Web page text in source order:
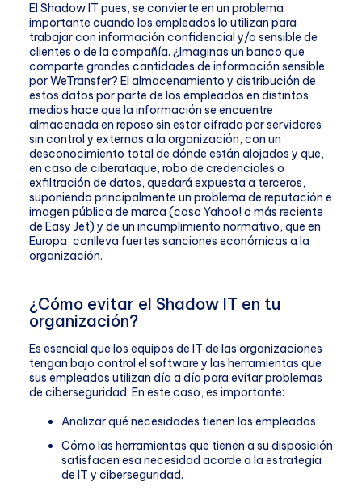
El Shadow IT pues, se convierte en un problema
importante cuando los empleados lo utilizan para
trabajar con información confidencial y/o sensible de
clientes o de la compañía. ¿Imaginas un banco que
comparte grandes cantidades de información sensible
por WeTransfer? El almacenamiento y distribución de
estos datos por parte de los empleados en distintos
medios hace que la información se encuentre
almacenada en reposo sin estar cifrada por servidores
sin control y externos a la organización, con un
desconocimiento total de dónde están alojados y que,
en caso de ciberataque, robo de credenciales o
exfiltración de datos, quedará expuesta a terceros,
suponiendo principalmente un problema de reputación e
imagen pública de marca (caso Yahoo! o más reciente
de Easy Jet) y de un incumplimiento normativo, que en
Europa, conlleva fuertes sanciones económicas a la
organización.
¿Cómo evitar el Shadow IT en tu
organización?
Es esencial que los equipos de IT de las organizaciones
tengan bajo control el software y las herramientas que
sus empleados utilizan día a día para evitar problemas
de ciberseguridad. En este caso, es importante:
Analizar qué necesidades tienen los empleados
Cómo las herramientas que tienen a su disposición
satisfacen esa necesidad acorde a la estrategia
de IT y ciberseguridad.